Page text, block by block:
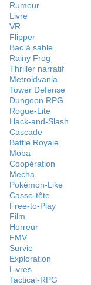
Rumeur
Livre
VR
Flipper
Bac à sable
Rainy Frog
Thriller narratif
Metroidvania
Tower Defense
Dungeon RPG
Rogue-Lite
Hack-and-Slash
Cascade
Battle Royale
Moba
Coopération
Mecha
Pokémon-Like
Casse-tête
Free-to-Play
Film
Horreur
FMV
Survie
Exploration
Livres
Tactical-RPG